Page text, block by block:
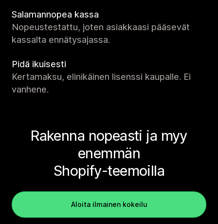
Salamannopea kassa
Nopeustestattu, joten asiakkaasi pääsevät
kassalta ennätysajassa.
Pidä ikuisesti
Kertamaksu, elinikäinen lisenssi kaupalle. Ei
vanhene.
Rakenna nopeasti ja myy
enemmän
Shopify-teemoilla
Aloita ilmainen kokeilu